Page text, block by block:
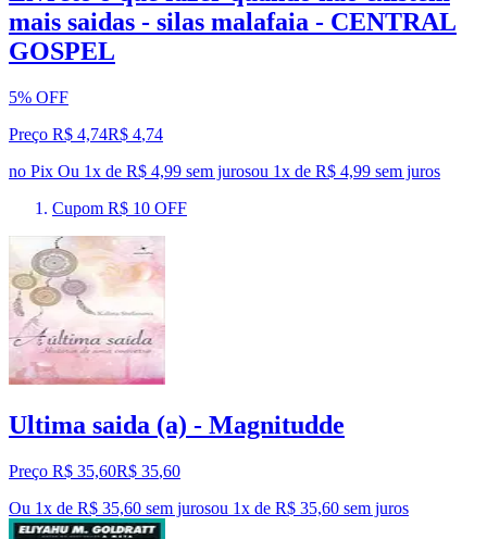
mais saidas - silas malafaia - CENTRAL
GOSPEL
5% OFF
Preço R$ 4,74R$ 4,74
no Pix Ou 1x de R$ 4,99 sem jurosou 1x de R$ 4,99 sem juros
Cupom R$ 10 OFF
Ultima saida (a) - Magnitudde
Preço R$ 35,60R$ 35,60
Ou 1x de R$ 35,60 sem jurosou 1x de R$ 35,60 sem juros